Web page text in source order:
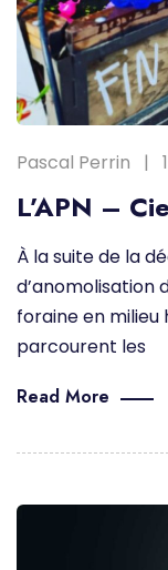
Pascal Perrin
L’APN –
À la suite de la
d’anomolisation
foraine en milieu
parcourent les
Read More